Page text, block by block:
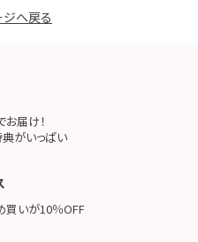
ジへ戻る
お届け！
がいっぱい
買いが10％OFF